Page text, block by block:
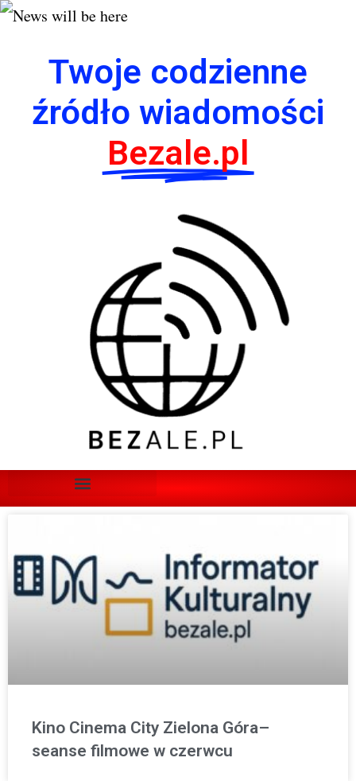
Twoje codzienne
źródło wiadomości
Bezale.pl
Kino Cinema City Zielona Góra–
seanse filmowe w czerwcu